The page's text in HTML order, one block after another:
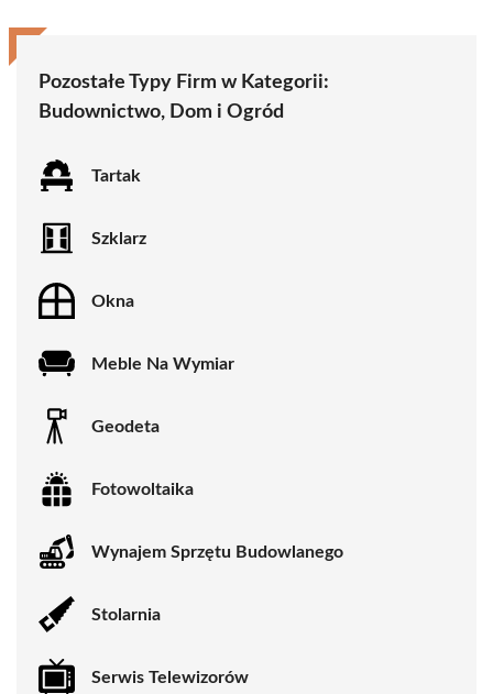
Pozostałe Typy Firm w Kategorii:
Budownictwo, Dom i Ogród
Tartak
Szklarz
Okna
Meble Na Wymiar
Geodeta
Fotowoltaika
Wynajem Sprzętu Budowlanego
Stolarnia
Serwis Telewizorów